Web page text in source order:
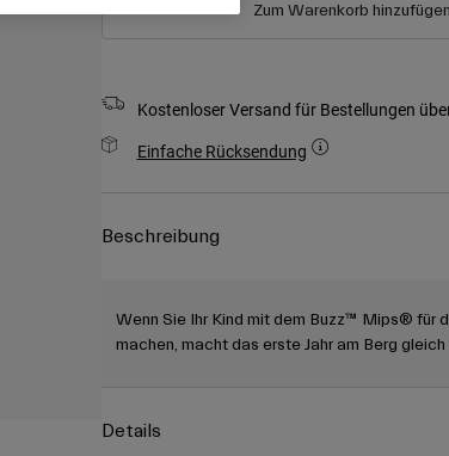
Zum Warenkorb hinzufügen
Kostenloser Versand für Bestellungen
Einfache Rücksendung
Beschreibung
Wenn Sie Ihr Kind mit dem Buzz™ Mips® für
machen, macht das erste Jahr am Berg
Details